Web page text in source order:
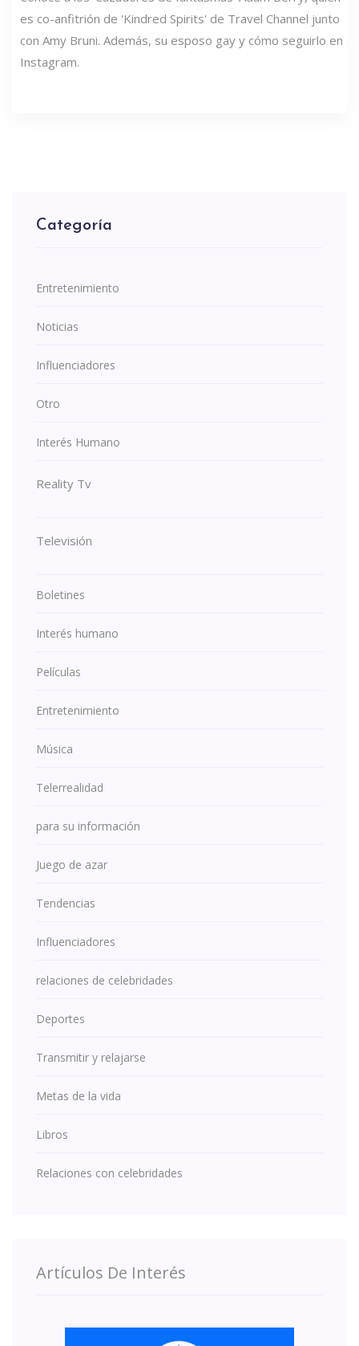
es co-anfitrión de 'Kindred Spirits' de Travel Channel junto
con Amy Bruni. Además, su esposo gay y cómo seguirlo en
Instagram.
Categoría
Entretenimiento
Noticias
Influenciadores
Otro
Interés Humano
Reality Tv
Televisión
Boletines
Interés humano
Películas
Entretenimiento
Música
Telerrealidad
para su información
Juego de azar
Tendencias
Influenciadores
relaciones de celebridades
Deportes
Transmitir y relajarse
Metas de la vida
Libros
Relaciones con celebridades
Artículos De Interés